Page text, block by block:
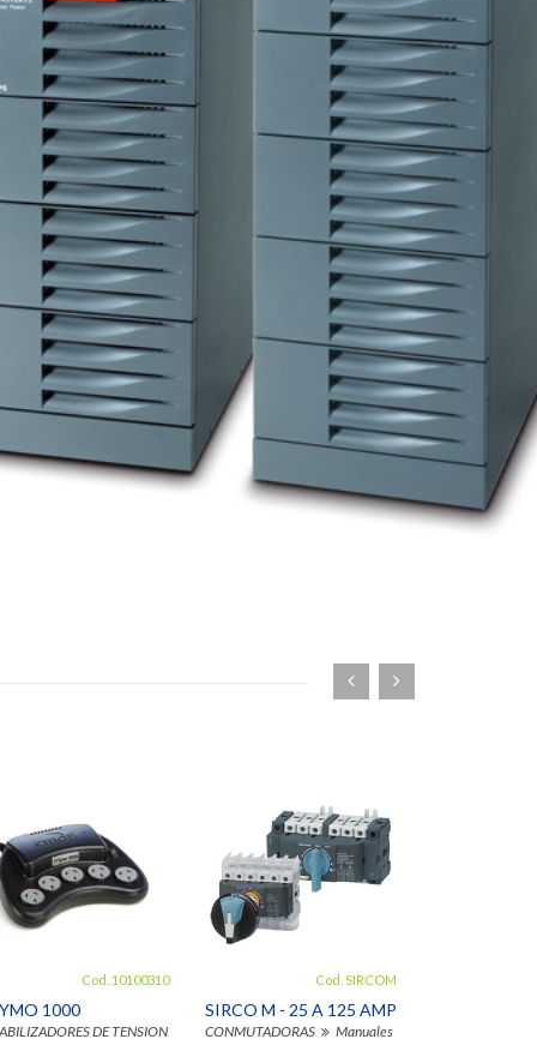
Cod. 10100310
1000
DE TENSION PRYMO
Cod. SIRCOM
SIRCO M - 25 A 125 AMPERE
CONMUTADORAS Manuales